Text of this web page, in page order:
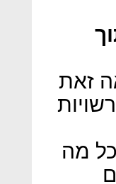
זאת
וכל מה